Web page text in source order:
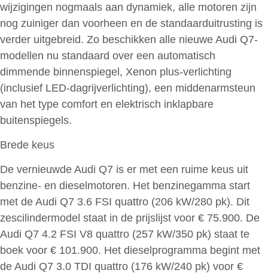
wijzigingen nogmaals aan dynamiek, alle motoren zijn
nog zuiniger dan voorheen en de standaarduitrusting is
verder uitgebreid. Zo beschikken alle nieuwe Audi Q7-
modellen nu standaard over een automatisch
dimmende binnenspiegel, Xenon plus-verlichting
(inclusief LED-dagrijverlichting), een middenarmsteun
van het type comfort en elektrisch inklapbare
buitenspiegels.
Brede keus
De vernieuwde Audi Q7 is er met een ruime keus uit
benzine- en dieselmotoren. Het benzinegamma start
met de Audi Q7 3.6 FSI quattro (206 kW/280 pk). Dit
zescilindermodel staat in de prijslijst voor € 75.900. De
Audi Q7 4.2 FSI V8 quattro (257 kW/350 pk) staat te
boek voor € 101.900. Het dieselprogramma begint met
de Audi Q7 3.0 TDI quattro (176 kW/240 pk) voor €